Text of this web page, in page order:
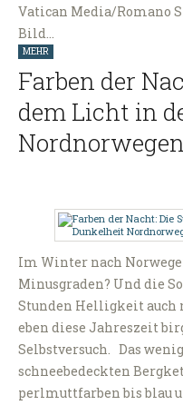
Vatican Media/Romano
Bild…
MEHR
Farben der
dem Licht in
Im Winter nach
Minusgraden? Und die
Stunden Helligkeit auch
eben diese Jahreszeit
Selbstversuch. Das
schneebedeckten
perlmuttfarben bis blau